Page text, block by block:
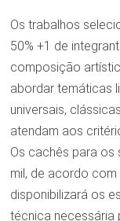
Os trabalhos
50% +1 de
composição
abordar temáticas
universais,
atendam aos
Os cachês para os
mil, de acordo com
disponibilizará os
técnica necessária